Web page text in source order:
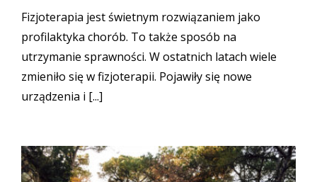
Fizjoterapia jest świetnym rozwiązaniem jako
profilaktyka chorób. To także sposób na
utrzymanie sprawności. W ostatnich latach wiele
zmieniło się w fizjoterapii. Pojawiły się nowe
urządzenia i [...]